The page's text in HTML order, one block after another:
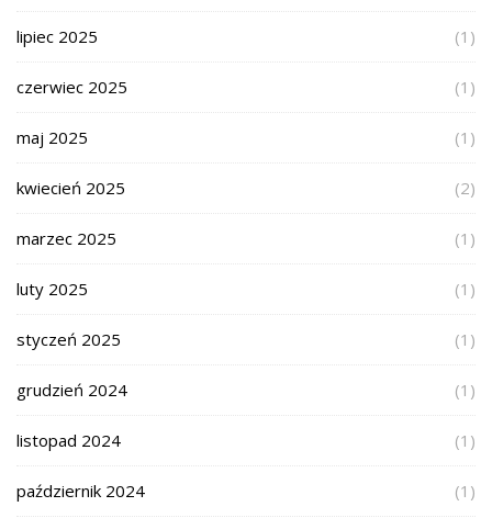
lipiec 2025 (1)
czerwiec 2025 (1)
maj 2025 (1)
kwiecień 2025 (2)
marzec 2025 (1)
luty 2025 (1)
styczeń 2025 (1)
grudzień 2024 (1)
listopad 2024 (1)
październik 2024 (1)